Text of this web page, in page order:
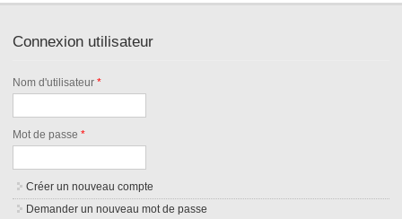
Connexion utilisateur
Nom d'utilisateur*
Mot de passe*
Créer un nouveau compte
Demander un nouveau mot de passe